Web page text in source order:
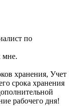
по
мне.
хранения, Учет
срока хранения
рабочего дня!